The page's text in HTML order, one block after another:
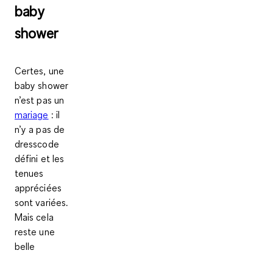
baby
shower
Certes, une
baby shower
n’est pas un
mariage : il
n’y a pas de
dresscode
défini et les
tenues
appréciées
sont variées.
Mais cela
reste une
belle